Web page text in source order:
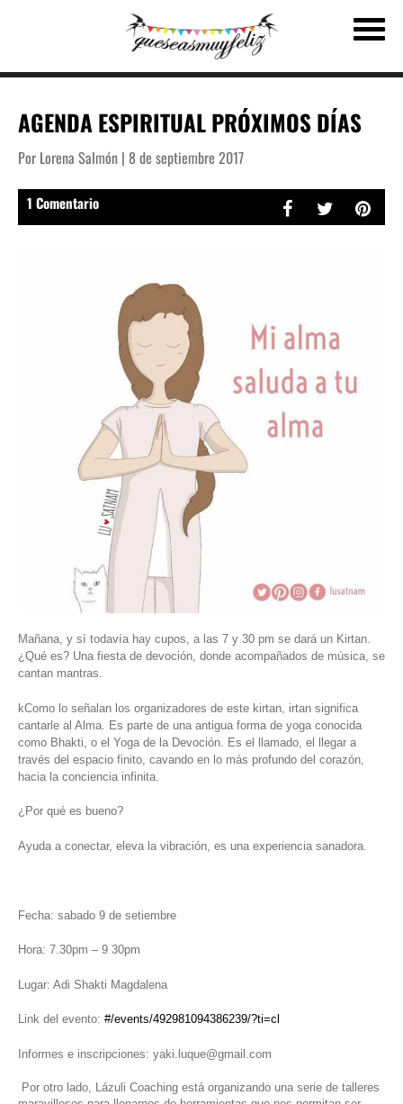
AGENDA ESPIRITUAL PRÓXIMOS DÍAS
Por Lorena Salmón | 8 de septiembre 2017
1 Comentario
Mañana, y sí todavía hay cupos, a las 7 y 30 pm se dará un Kirtan.
¿Qué es? Una fiesta de devoción, donde acompañados de música, se
cantan mantras.
kComo lo señalan los organizadores de este kirtan, irtan significa
cantarle al Alma. Es parte de una antigua forma de yoga conocida
como Bhakti, o el Yoga de la Devoción. Es el llamado, el
llegar a
través del espacio finito, cavando en lo más profundo del corazón,
hacia la conciencia infinita.
¿Por qué es bueno?
Ayuda a conectar, eleva la vibración, es una experiencia sanadora.
Fecha: sabado 9 de setiembre
Hora: 7.30pm – 9 30pm
Lugar: Adi Shakti Magdalena
Link del evento: #/events/492981094386239/?ti=cl
Informes e inscripciones: yaki.luque@gmail.com
Por otro lado, Lázuli Coaching está organizando una serie de talleres